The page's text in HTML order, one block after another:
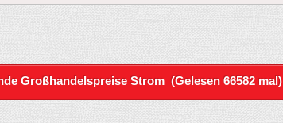
Großhandelspreise Strom (Gelesen 66582 mal)